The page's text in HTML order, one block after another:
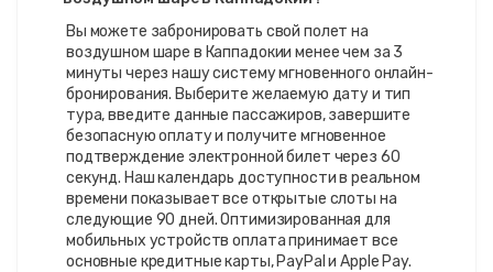
минутный полет и памятный сертификат. Стандартные
полеты на воздушном шаре Каппадокия
максимизируют ценность, предоставляя потрясающие
виды на знаковые скальные образования долины Гёреме
и исторические пещерные жилища.
Комфорт-полет на воздушном шаре в Каппадокии
ограничивает вместимость до 12-16 пассажиров,
создавая премиум впечатления на рассвете со
значительно большим пространством. Когда вы
покупаете билеты на комфорт-полет в
Каппадокии, ожидайте 60-70-минутные полеты,
празднование с шампанским и менее переполненные
Вы можете забронировать свой полет на
воздушном шаре в Каппадокии менее чем за 3
минуты через нашу систему мгновенного онлайн-
бронирования. Выберите желаемую дату и тип
тура, введите данные пассажиров, завершите
безопасную оплату и получите мгновенное
подтверждение электронной билет через 60
секунд. Наш календарь доступности в реальном
времени показывает все открытые слоты на
следующие 90 дней. Оптимизированная для
мобильных устройств оплата принимает все
основные кредитные карты, PayPal и Apple Pay.